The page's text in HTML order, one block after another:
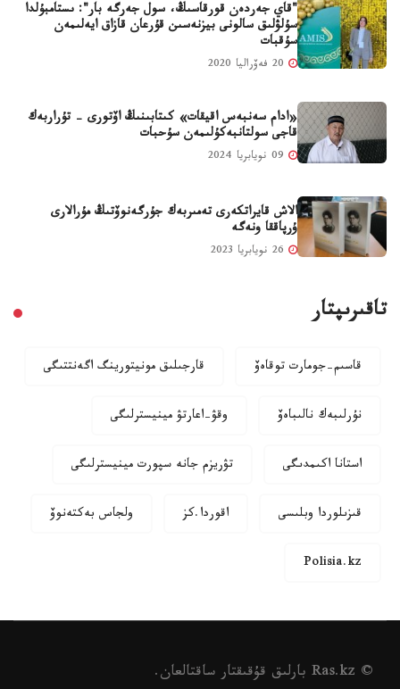
"قاي جەردەن قورقاسىڭ، سول جەرگە بار": ىستامبۇلدا
سۇلۋلىق سالونى بيزنەسىن قۇرعان قازاق ايەلىمەن
سۇقبات
«ادام سەنبەس اقيقات» كىتابىنىڭ اۆتورى - تۇراربەك
قاجى سولتانبەكۇلىمەن سۇحبات
الاش قايراتكەرى تەمىربەك جۇرگەنوۆتىڭ مۇرالارى
ۇرپاققا ونەگە
تاقىرىپتار
قاسىم-جومارت توقاەۆ قارجىلىق مونيتورينگ اگەنتتىگى
نۇرلىبەك نالىباەۆ وقۋ-اعارتۋ مينيسترلىگى
استانا اكىمدىگى تۋريزم جانە سپورت مينيسترلىگى
قىزىلوردا وبلىسى اقوردا.كز ولجاس بەكتەنوۆ
Polisia.kz
© Ras.kz بارلىق قۇقىقتار ساقتالعان.